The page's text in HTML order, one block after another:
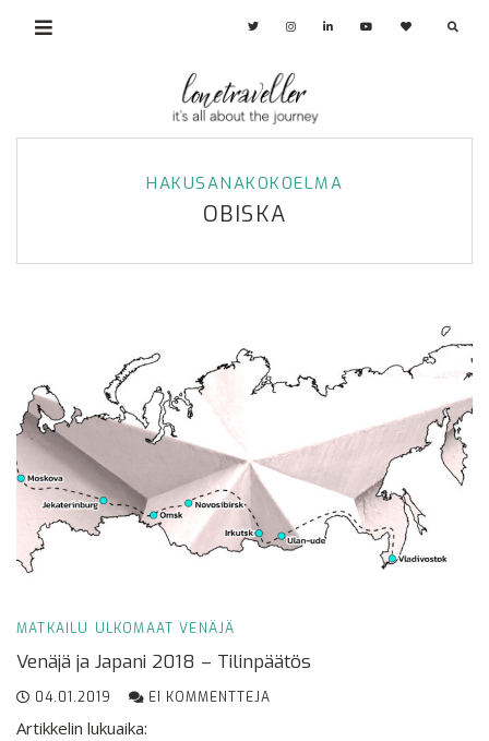
HAKUSANAKOKOELMA
OBISKA
MATKAILU ULKOMAAT VENÄJÄ
Venäjä ja Japani 2018 – Tilinpäätös
04.01.2019 EI KOMMENTTEJA
Artikkelin lukuaika: